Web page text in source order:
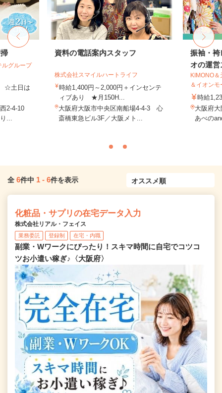
グループ
☆土日は
2-4-10
...
資料の電話案内スタッフ
株式会社スマイルハートライフ
時給1,400円～2,000円＋インセンテ
ィブあり ★月150H...
大阪府大阪市中央区南船場4-4-3 心
斎橋東急ビル3F／大阪メト...
振袖・袴
オの運営
KIMONO
＆イオンモ
時給
大阪府
あべの
全 6件中 1 - 6件を表示
化粧品・サプリの在宅データ入力
株式会社リアル・フェイス
業務委託 登録制 在宅・内職
副業・Wワークにぴったり！スキマ時間に自宅でコツコ
ツお小遣い稼ぎ♪〈大阪府〉